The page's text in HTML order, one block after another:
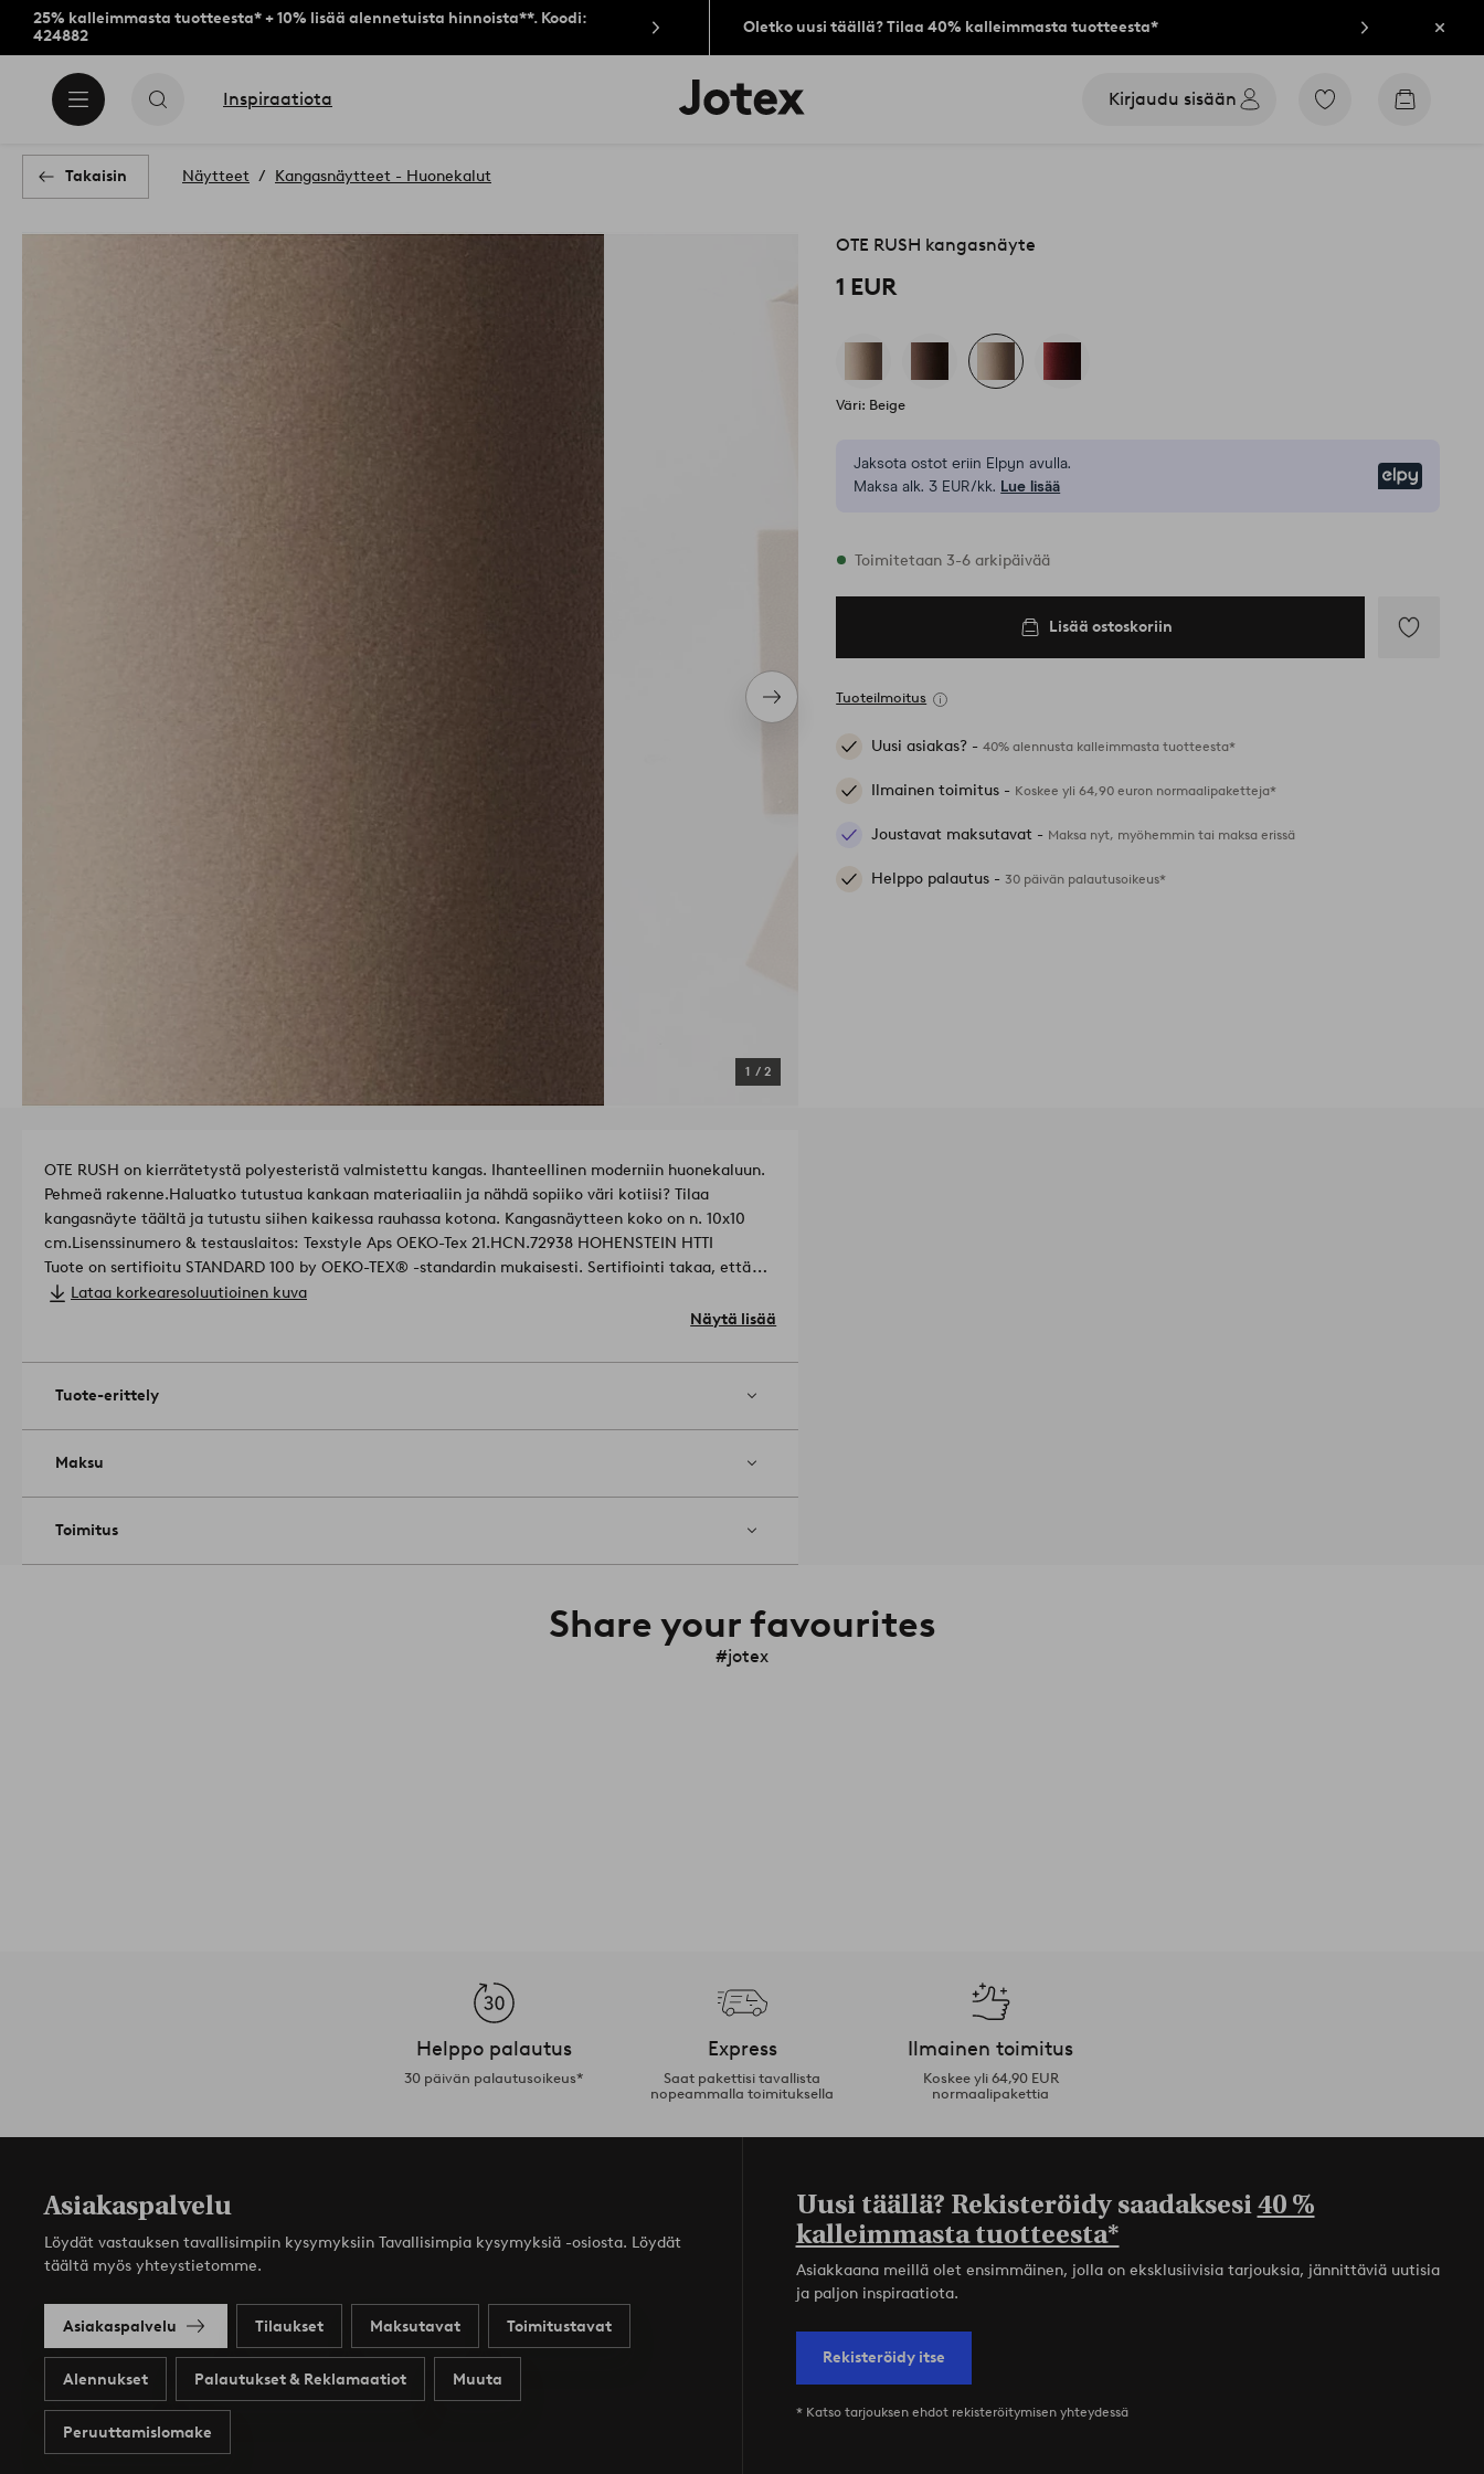
25% kalleimmasta tuotteesta* + 10% lisää alennetuista hinnoista**. Koodi:
424882
Oletko uusi täällä? Tilaa 40% kalleimmasta tuotteesta* Sulje
Inspiraatiota
Jotex-
logo
Kirjaudu sisään
Siirry
Siirry
Takaisin Näytteet Kangasnäytteet - Huonekalut
Seuraava
tuote
1 / 2
OTE RUSH kangasnäyte
1 EUR
Väri: Beige
Jaksota ostot eriin Elpyn avulla.
Maksa alk. 3 EUR/kk. Lue lisää
Varastossa
Toimitetaan 3-6 arkipäivää
Lisää ostoskoriin
Tuoteilmoitus
Uusi asiakas? -40% alennusta kalleimmasta tuotteesta*
Ilmainen toimitus - Koskee yli 64,90 euron normaalipaketteja*
Joustavat maksutavat - Maksa nyt, myöhemmin tai maksa erissä
Helppo palautus -30 päivän palautusoikeus*
OTE RUSH on kierrätetystä polyesteristä valmistettu kangas. Ihanteellinen moderniin huonekaluun.
Pehmeä rakenne.Haluatko tutustua kankaan materiaaliin ja nähdä sopiiko väri kotiisi? Tilaa
kangasnäyte täältä ja tutustu siihen kaikessa rauhassa kotona. Kangasnäytteen koko on n. 10x10
cm.Lisenssinumero & testauslaitos: Texstyle Aps OEKO-Tex 21.HCN.72938 HOHENSTEIN HTTI
Tuote on sertifioitu STANDARD 100 by OEKO-TEX® -standardin mukaisesti. Sertifiointi takaa, että
tuote on testattu eikä sisällä terveydelle ja ympäristölle haitallisia aineita.
Kulutuskestävyys: 40000 martindale.
Valonkesto: 4/5.
Lataa korkearesoluutioinen kuva
Näytä lisää
Tuote-erittely
Maksu
Toimitus
Share your favourites
#jotex
Helppo palautus
30 päivän palautusoikeus*
Express
Saat pakettisi tavallista
nopeammalla toimituksella
Ilmainen toimitus
Koskee yli 64,90 EUR
normaalipakettia
Asiakaspalvelu
Löydät vastauksen tavallisimpiin kysymyksiin Tavallisimpia kysymyksiä -osiosta. Löydät
täältä myös yhteystietomme.
Asiakaspalvelu Tilaukset Maksutavat Toimitustavat
Alennukset Palautukset & Reklamaatiot Muuta
Peruuttamislomake
Uusi täällä? Rekisteröidy saadaksesi40 %
kalleimmasta tuotteesta*
Asiakkaana meillä olet ensimmäinen, jolla on eksklusiivisia tarjouksia, jännittäviä uutisia
ja paljon inspiraatiota.
Rekisteröidy itse
* Katso tarjouksen ehdot rekisteröitymisen yhteydessä